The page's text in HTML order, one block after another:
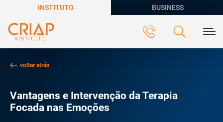
INSTITUTO BUSINESS
voltar atrás
Vantagens e Intervenção da Terapia
Focada nas Emoções